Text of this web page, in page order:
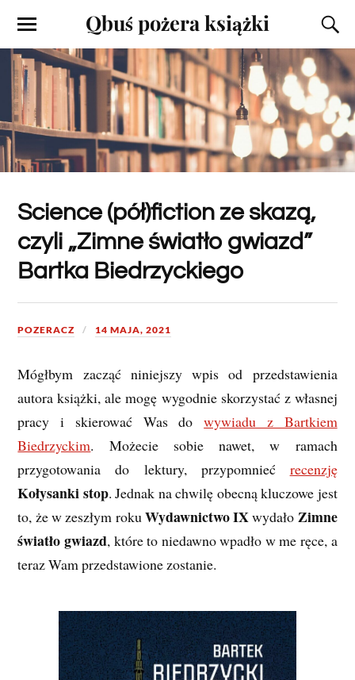
Qbuś pożera książki
Science (pół)fiction ze skazą,
czyli „Zimne światło gwiazd”
Bartka Biedrzyckiego
POZERACZ 14 MAJA, 2021
Mógłbym zacząć niniejszy wpis od przedstawienia
autora książki, ale mogę wygodnie skorzystać z własnej
pracy i skierować Was dowywiadu z Bartkiem
Biedrzyckim. Możecie sobie nawet, w ramach
przygotowania do lektury, przypomnieć recenzję
Kołysanki stop. Jednak na chwilę obecną kluczowe jest
to, że w zeszłym roku Wydawnictwo IXwydało Zimne
światło gwiazd, które to niedawno wpadło w me ręce, a
teraz Wam przedstawione zostanie.